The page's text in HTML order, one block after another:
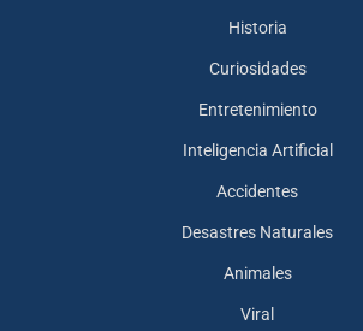
Historia
Curiosidades
Entretenimiento
Inteligencia Artificial
Accidentes
Desastres Naturales
Animales
Viral